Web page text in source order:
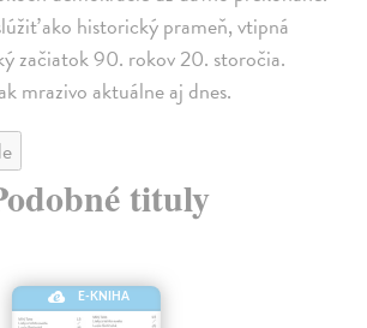
ako historický prameň, vtipná
začiatok 90. rokov 20. storočia.
mrazivo aktuálne aj dnes.
tituly
E-KNIHA